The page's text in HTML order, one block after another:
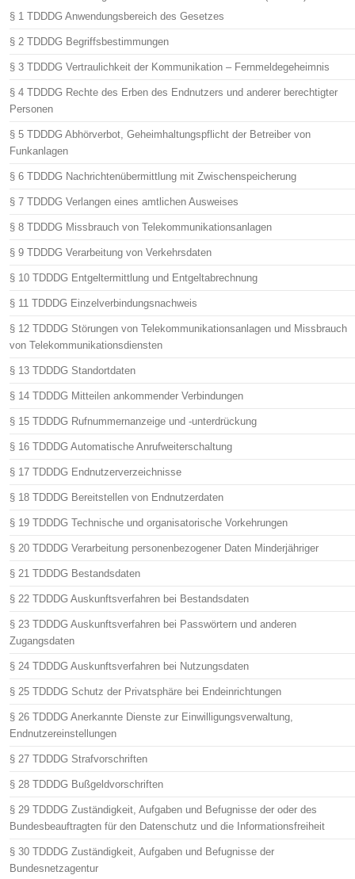
§ 1 TDDDG Anwendungsbereich des Gesetzes
§ 2 TDDDG Begriffsbestimmungen
§ 3 TDDDG Vertraulichkeit der Kommunikation – Fernmeldegeheimnis
§ 4 TDDDG Rechte des Erben des Endnutzers und anderer berechtigter
Personen
§ 5 TDDDG Abhörverbot, Geheimhaltungspflicht der Betreiber von
Funkanlagen
§ 6 TDDDG Nachrichtenübermittlung mit Zwischenspeicherung
§ 7 TDDDG Verlangen eines amtlichen Ausweises
§ 8 TDDDG Missbrauch von Telekommunikationsanlagen
§ 9 TDDDG Verarbeitung von Verkehrsdaten
§ 10 TDDDG Entgeltermittlung und Entgeltabrechnung
§ 11 TDDDG Einzelverbindungsnachweis
§ 12 TDDDG Störungen von Telekommunikationsanlagen und Missbrauch
von Telekommunikationsdiensten
§ 13 TDDDG Standortdaten
§ 14 TDDDG Mitteilen ankommender Verbindungen
§ 15 TDDDG Rufnummernanzeige und -unterdrückung
§ 16 TDDDG Automatische Anrufweiterschaltung
§ 17 TDDDG Endnutzerverzeichnisse
§ 18 TDDDG Bereitstellen von Endnutzerdaten
§ 19 TDDDG Technische und organisatorische Vorkehrungen
§ 20 TDDDG Verarbeitung personenbezogener Daten Minderjähriger
§ 21 TDDDG Bestandsdaten
§ 22 TDDDG Auskunftsverfahren bei Bestandsdaten
§ 23 TDDDG Auskunftsverfahren bei Passwörtern und anderen
Zugangsdaten
§ 24 TDDDG Auskunftsverfahren bei Nutzungsdaten
§ 25 TDDDG Schutz der Privatsphäre bei Endeinrichtungen
§ 26 TDDDG Anerkannte Dienste zur Einwilligungsverwaltung,
Endnutzereinstellungen
§ 27 TDDDG Strafvorschriften
§ 28 TDDDG Bußgeldvorschriften
§ 29 TDDDG Zuständigkeit, Aufgaben und Befugnisse der oder des
Bundesbeauftragten für den Datenschutz und die Informationsfreiheit
§ 30 TDDDG Zuständigkeit, Aufgaben und Befugnisse der
Bundesnetzagentur